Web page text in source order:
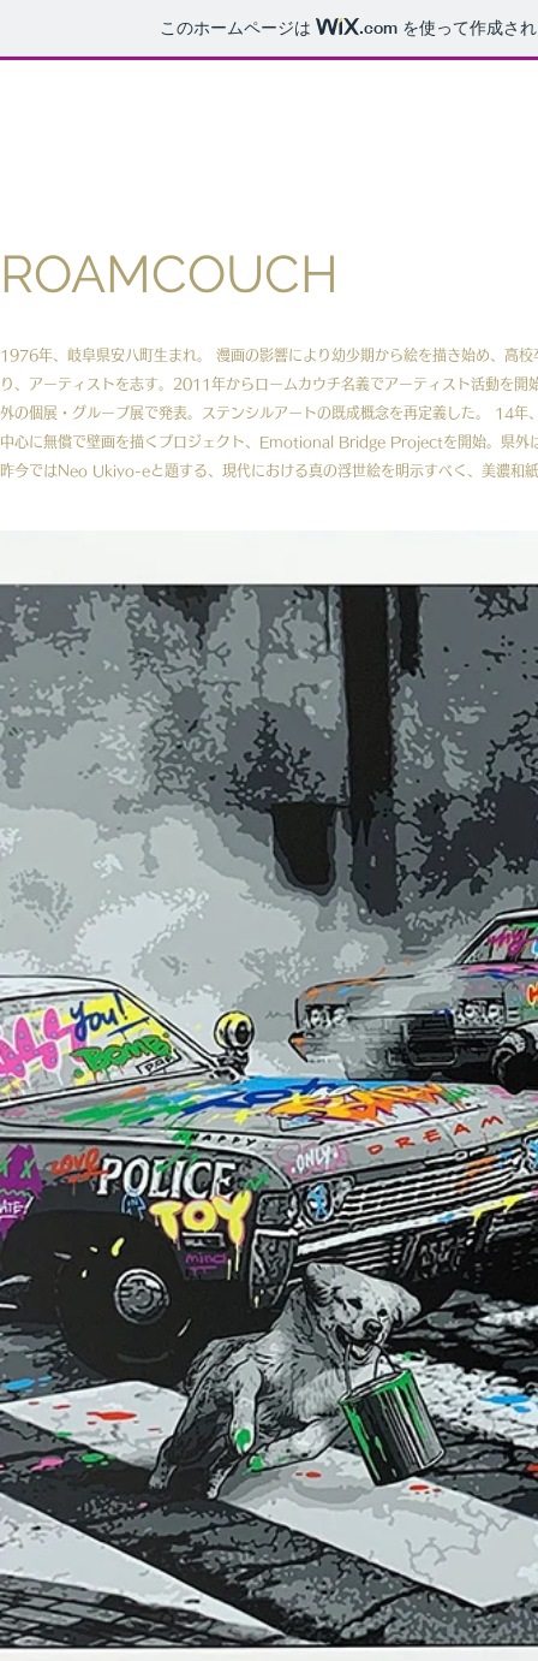
このホームページは .com を使って作成さ
ROAMCOUCH
1976年、岐阜県安八町生まれ。 漫画の影響により幼少期から絵を描き始め、高
り、アーティストを志す。2011年からロームカウチ名義でアーティスト活動を
外の個展・グループ展で発表。ステンシルアートの既成概念を再定義した。 14
中心に無償で壁画を描くプロジェクト、Emotional Bridge Projectを開始。県外
昨今ではNeo Ukiyo-eと題する、現代における真の浮世絵を明示すべく、美濃和